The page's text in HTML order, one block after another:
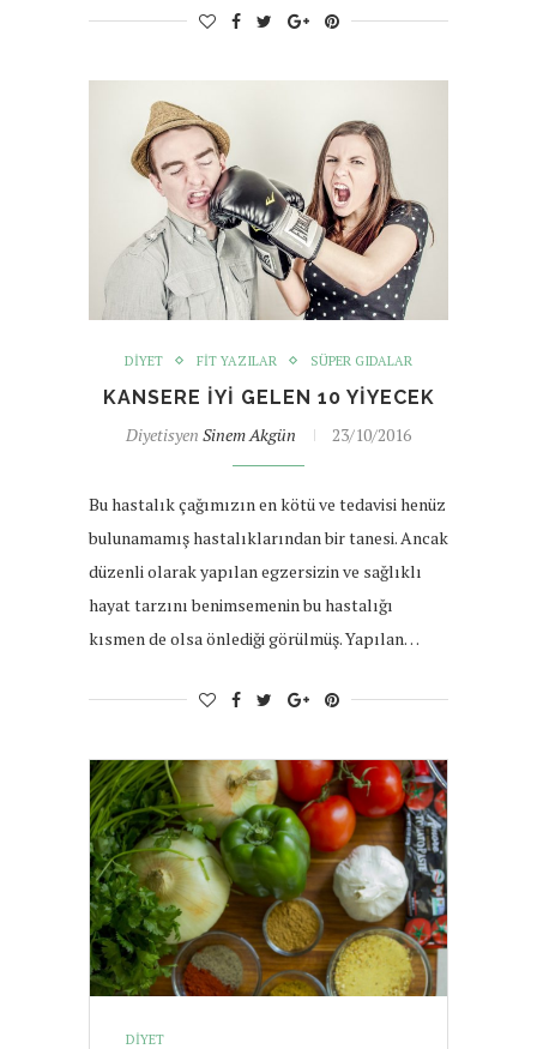
DIYET FIT YAZILAR SÜPER GIDALAR
KANSERE İYI GELEN 10 YIYECEK
Diyetisyen Sinem Akgün 23/10/2016
Bu hastalık çağımızın en kötü ve tedavisi henüz
bulunamamış hastalıklarından bir tanesi. Ancak
düzenli olarak yapılan egzersizin ve sağlıklı
hayat tarzını benimsemenin bu hastalığı
kısmen de olsa önlediği görülmüş. Yapılan…
DIYET